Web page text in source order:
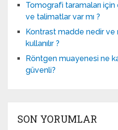
Tomografi taramaları için
ve talimatlar var mı ?
Kontrast madde nedir ve
kullanılır ?
Röntgen muayenesi ne
güvenli?
SON YORUMLAR